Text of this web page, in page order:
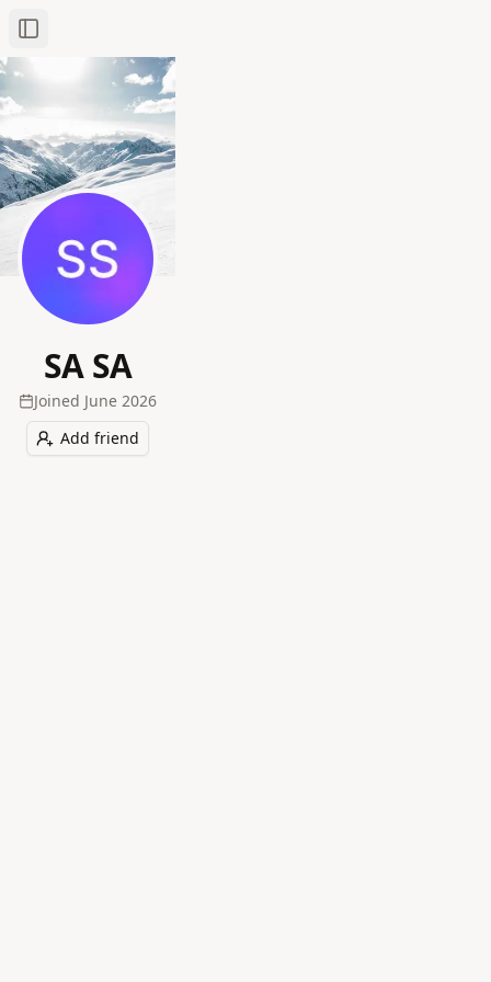
Toggle Sidebar
SA SA
Joined June 2026
Add friend